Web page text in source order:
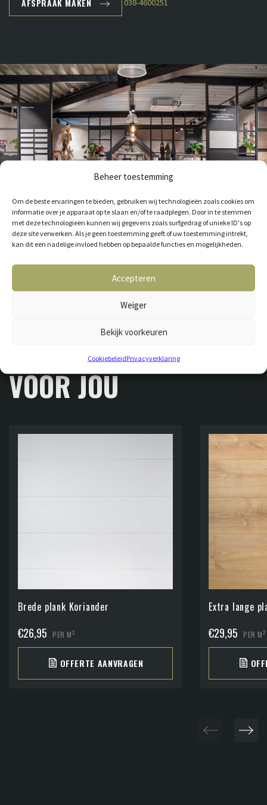
Beheer toestemming
Om de beste ervaringen te bieden, gebruiken wij technologieën zoals cookies om
informatie over je apparaat op te slaan en/of te raadplegen. Door in te stemmen
met deze technologieën kunnen wij gegevens zoals surfgedrag of unieke ID's op
deze site verwerken. Als je geen toestemming geeft of uw toestemming intrekt,
kan dit een nadelige invloed hebben op bepaalde functies en mogelijkheden.
Accepteren
Weiger
Bekijk voorkeuren
CookiebeleidPrivacyverklaring
AFSPRAAK MAKEN
GERELATEERDE VLOEREN
OOK INTERESSANT
VOOR JOU
Brede plank Koriander
€26,95 PER M2
OFFERTE AANVRAGEN
Extra lange
€29,95 PER M2